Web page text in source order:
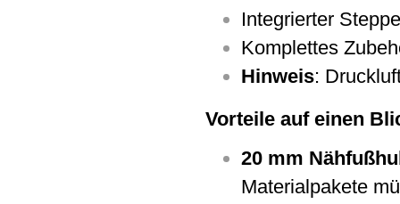
Integrierter
Komplettes
Hinweis:
Vorteile auf einen
20 mm
Materialpakete